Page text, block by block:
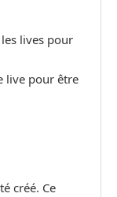
lives pour
live pour être
créé. Ce